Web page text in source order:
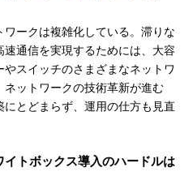
ークは複雑化している。滞りな
速通信を実現するためには、大容
スイッチのさまざまなネットワ
ットワークの技術革新が進む
とどまらず、運用の仕方も見直
トボックス導入のハードルは